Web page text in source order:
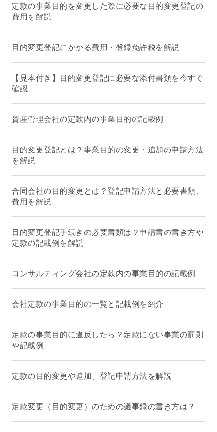
定款の事業目的を変更した際に必要な目的変更登記の
費用を解説
目的変更登記にかかる費用・登録免許税を解説
【見本付き】目的変更登記に必要な添付書類を今すぐ
確認
資産管理会社の定款内の事業目的の記載例
目的変更登記とは？事業目的の変更・追加の申請方法
を解説
合同会社の目的変更とは？登記申請方法と必要書類、
費用を解説
目的変更登記手続きの必要書類は？申請書の書き方や
定款の記載例を解説
コンサルティング会社の定款内の事業目的の記載例
会社定款の事業目的の一覧と記載例を紹介
定款の事業目的に違反したら？定款にない事業の罰則
や記載例
定款の目的変更や追加、登記申請方法を解説
定款変更（目的変更）のための議事録の書き方は？